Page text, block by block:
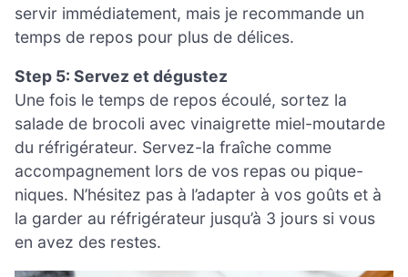
servir immédiatement, mais je recommande un
temps de repos pour plus de délices.
Step 5: Servez et dégustez
Une fois le temps de repos écoulé, sortez la
salade de brocoli avec vinaigrette miel-moutarde
du réfrigérateur. Servez-la fraîche comme
accompagnement lors de vos repas ou pique-
niques. N’hésitez pas à l’adapter à vos goûts et à
la garder au réfrigérateur jusqu’à 3 jours si vous
en avez des restes.